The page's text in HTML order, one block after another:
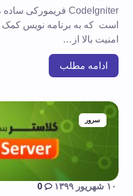
است که به برنامه نویس کمک
امنیت بالا از…
ادامه مطلب
سرور
۱۰ شهریور ۱۳۹۹ 0